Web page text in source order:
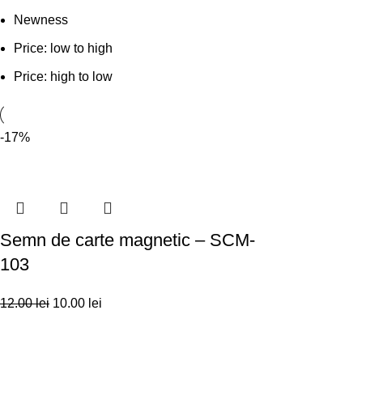
Newness
Price: low to high
Price: high to low
-17%
Semn de carte magnetic – SCM-
103
12.00lei 10.00 lei